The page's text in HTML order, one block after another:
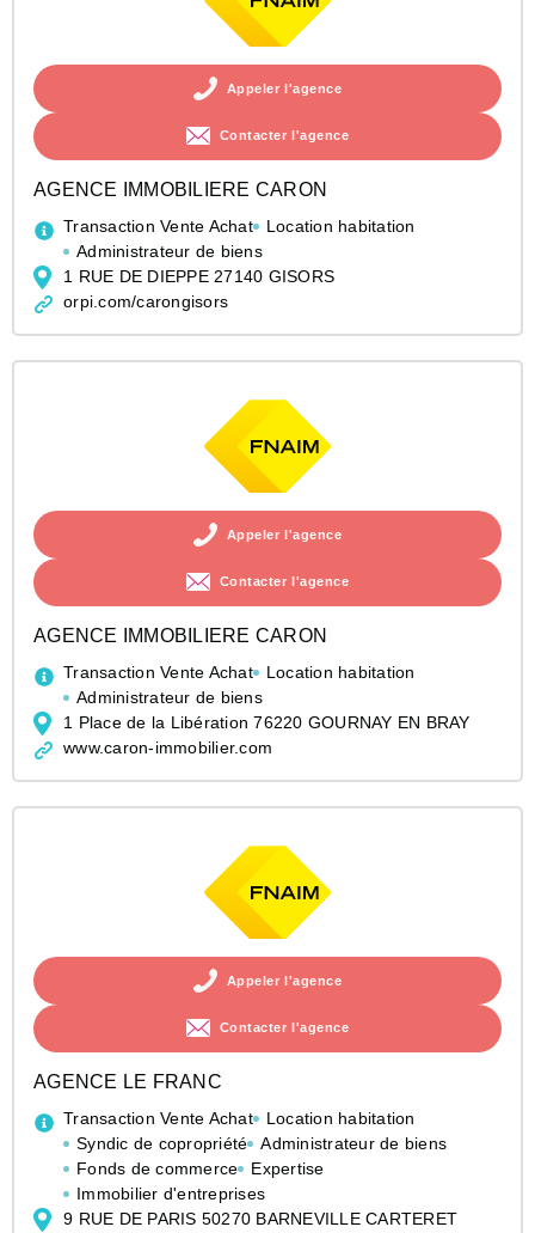
Appeler l'agence
Contacter l'agence
AGENCE IMMOBILIERE CARON
Transaction Vente Achat
Location habitation
Administrateur de biens
1 RUE DE DIEPPE 27140 GISORS
orpi.com/carongisors
Appeler l'agence
Contacter l'agence
AGENCE IMMOBILIERE CARON
Transaction Vente Achat
Location habitation
Administrateur de biens
1 Place de la Libération 76220 GOURNAY EN BRAY
www.caron-immobilier.com
Appeler l'agence
Contacter l'agence
AGENCE LE FRANC
Transaction Vente Achat
Location habitation
Syndic de copropriété
Administrateur de biens
Fonds de commerce
Expertise
Immobilier d'entreprises
9 RUE DE PARIS 50270 BARNEVILLE CARTERET